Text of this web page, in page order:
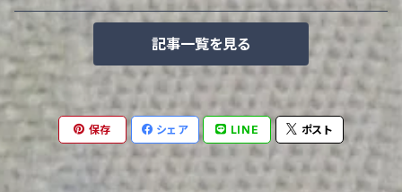
記事一覧を見る
保存 シェア LINE ポスト